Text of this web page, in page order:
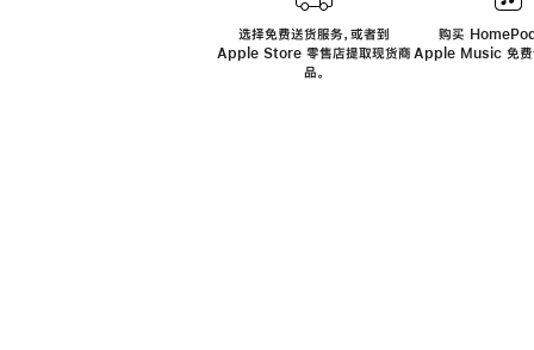
选择免费送货服务，或者到
Apple Store 零售店提取现货商
品。
购买
Apple Music 免费